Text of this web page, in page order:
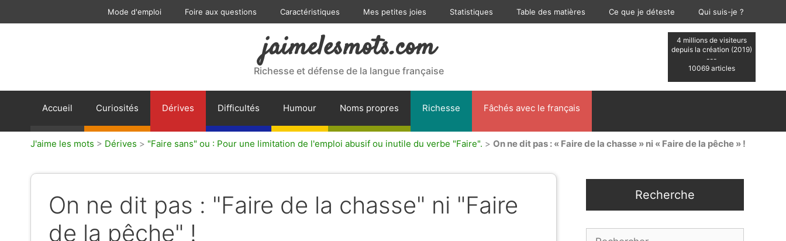
Mode d'emploi Foire aux questions Caractéristiques Mes petites joies Statistiques Table des matières Ce que je déteste Qui suis-je ?
4 millions de visiteurs
depuis la création (2019)
---
10069 articles
jaimelesmots.com
Richesse et défense de la langue française
Accueil Curiosités Dérives Difficultés Humour Noms propres Richesse Fâchés avec le français
J'aime les mots > Dérives > "Faire sans" ou : Pour une limitation de l'emploi abusif ou inutile du verbe "Faire". > On ne dit pas : « Faire de la chasse » ni « Faire de la pêche » !
On ne dit pas : "Faire de la chasse" ni "Faire
de la pêche" !
Recherche